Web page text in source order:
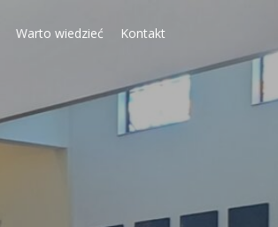
Warto wiedzieć Kontakt